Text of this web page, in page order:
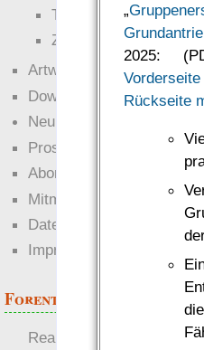
„
2025:
Rückseite
Technophob
Zettel-RPG
Artwork
Downloads
Neuigkeiten
Prosa
Abonnieren
Mitmachen
Datenschutz
Impressum
Forenthemen
Realistische Kämpfe